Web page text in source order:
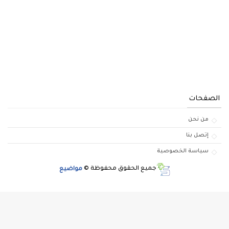
الصفحات
من نحن
إتصل بنا
سياسة الخصوصية
جميع الحقوق محفوظة © مواضيع